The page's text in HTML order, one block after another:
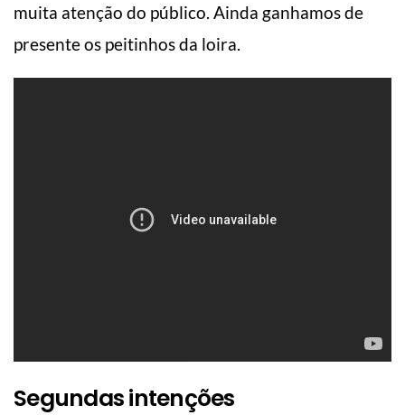
muita atenção do público. Ainda ganhamos de
presente os peitinhos da loira.
Segundas intenções